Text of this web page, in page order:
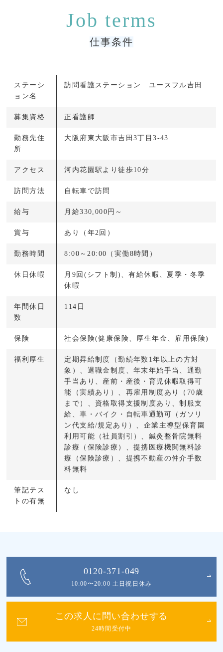
仕事条件
ステーシ
ョン名
訪問看護ステーション ユースフル吉田
募集資格 正看護師
勤務先住
所
大阪府東大阪市吉田3丁目3-43
アクセス 河内花園駅より徒歩10分
訪問方法 自転車で訪問
給与 月給330,000円～
賞与 あり（年2回）
勤務時間 8:00～20:00（実働8時間）
休日休暇
月9回(シフト制)、有給休暇、夏季・冬季
休暇
年間休日
数
114日
保険 社会保険(健康保険、厚生年金、雇用保険)
福利厚生
定期昇給制度（勤続年数1年以上の方対
象）、退職金制度、年末年始手当、通勤
手当あり、産前・産後・育児休暇取得可
能（実績あり）、再雇用制度あり（70歳
まで）、資格取得支援制度あり、制服支
給、車・バイク・自転車通勤可（ガソリ
ン代支給/規定あり）、企業主導型保育園
利用可能（社員割引）、鍼灸整骨院無料
診療（保険診療）、提携医療機関無料診
療（保険診療）、提携不動産の仲介手数
料無料
筆記テス
トの有無
なし
0120-371-049
10:00〜20:00 土日祝日休み
この求人に問い合わせする
24時間受付中